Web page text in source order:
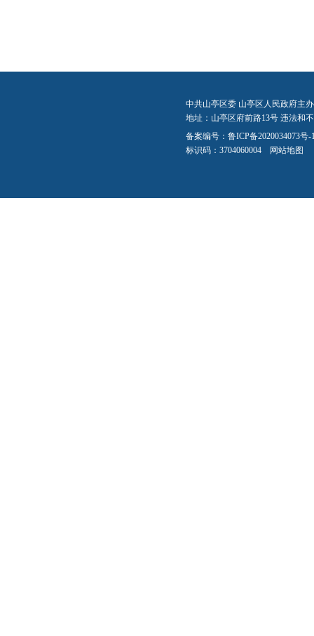
中共山亭区委 山亭区人民政府主
地址：山亭区府前路13号 违法和
备案编号： 鲁ICP备2020034073号-
标识码：3704060004 网站地图